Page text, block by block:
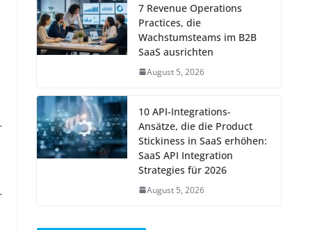
7 Revenue Operations
Practices, die
Wachstumsteams im B2B
SaaS ausrichten
August 5, 2026
10 API-Integrations-
Ansätze, die die Product
Stickiness in SaaS erhöhen:
SaaS API Integration
Strategies für 2026
August 5, 2026